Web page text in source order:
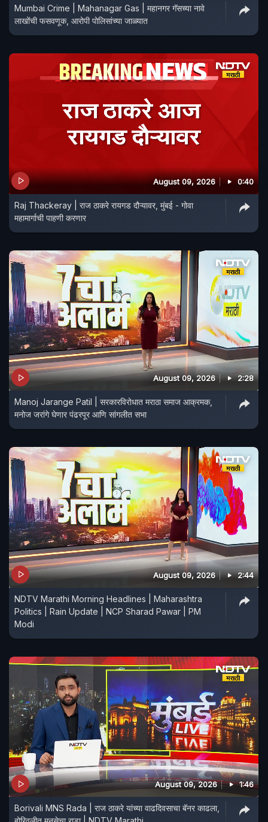
Mumbai Crime | Mahanagar Gas | महानगर गॅसच्या नावे
लाखोंची फसवणूक, आरोपी पोलिसांच्या जाळ्यात
August 09, 2026 0:40
Raj Thackeray | राज ठाकरे रायगड दौऱ्यावर, मुंबई - गोवा
महामार्गाची पाहणी करणार
August 09, 2026 2:28
Manoj Jarange Patil | सरकारविरोधात मराठा समाज आक्रमक,
मनोज जरांगे घेणार पंढरपूर आणि सांगलीत सभा
August 09, 2026 2:44
NDTV Marathi Morning Headlines | Maharashtra
Politics | Rain Update | NCP Sharad Pawar | PM
Modi
August 09, 2026 1:46
Borivali MNS Rada | राज ठाकरे यांच्या वाढदिवसाचा बॅनर काढला,